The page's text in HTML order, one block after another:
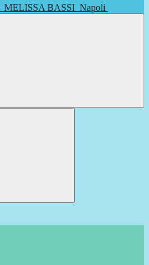
MELISSA BASSI Napoli